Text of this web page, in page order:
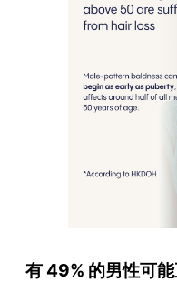
有 49% 的男性可